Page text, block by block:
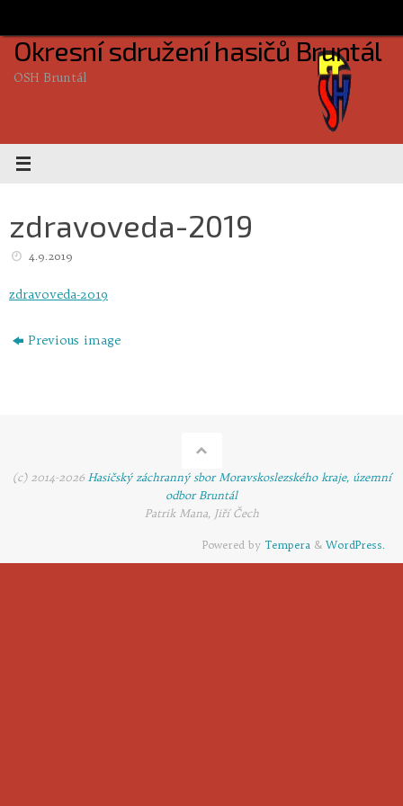
content
Okresní sdružení hasičů Bruntál
OSH Bruntál
zdravoveda-2019
4.9.2019
zdravoveda-2019
Previous image
(c) 2014-2026 Hasičský záchranný sbor Moravskoslezského kraje, územní
odbor Bruntál
Patrik Mana, Jiří Čech
Powered by Tempera & WordPress.